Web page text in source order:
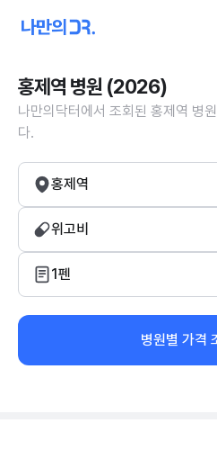
홍제역 병원 (2026)
나만의닥터에서 조회된 홍제역 병
다.
홍제역
위고비
1펜
병원별 가격